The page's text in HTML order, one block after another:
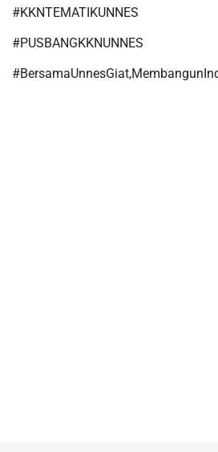
#KKNTEMATIKUNNES
#PUSBANGKKNUNNES